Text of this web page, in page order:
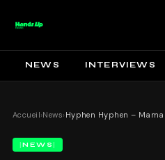
NEWS INTERVIEWS
Accueil›News› Hyphen Hyphen –
NEWS